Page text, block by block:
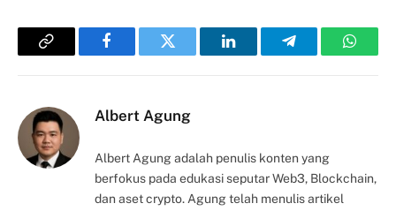
Copy
FacebookTwitter LinkedInTelegram
Albert Agung
Albert Agung adalah penulis konten yang
berfokus pada edukasi seputar Web3, Blockchain,
dan aset crypto. Agung telah menulis artikel